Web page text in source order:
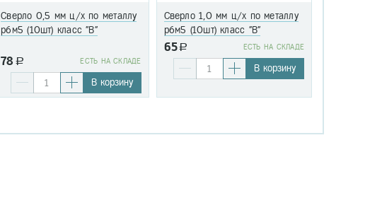
Сверло 0,5 мм ц/х по металлу
р6м5 (10шт) класс "В"
78 a EСТЬ НА СКЛАДЕ
В корзину
Сверло 1,0 мм ц/х по металлу
р6м5 (10шт) класс "В"
65a EСТЬ НА СКЛАДЕ
В корзину